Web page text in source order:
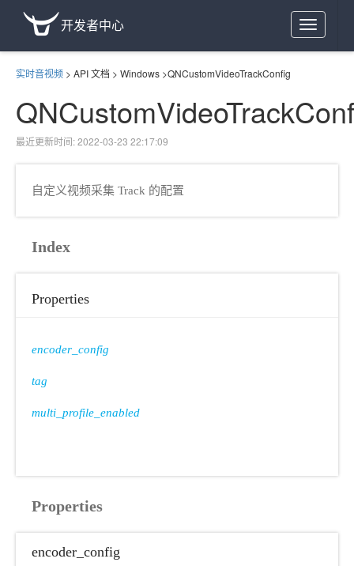
Toggle
navigation
开发者中心
实时音视频 > API 文档 > Windows >QNCustomVideoTrackConfig
最近更新时间: 2022-03-23 22:17:09
自定义视频采集 Track 的配置
Index
Properties
encoder_config
tag
multi_profile_enabled
Properties
encoder_config